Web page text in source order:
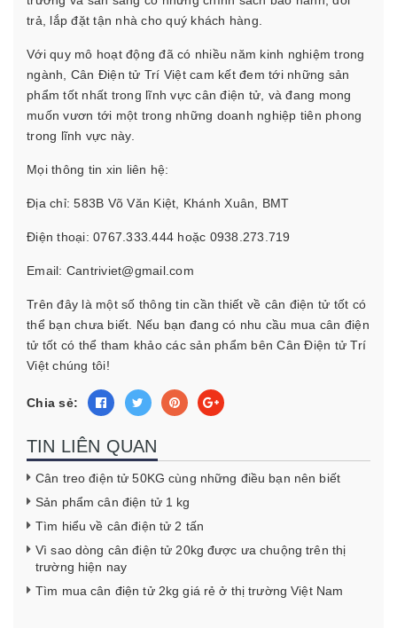
trả, lắp đặt tận nhà cho quý khách hàng.
Với quy mô hoạt động đã có nhiều năm kinh nghiệm trong
ngành, Cân Điện tử Trí Việt cam kết đem tới những sản
phẩm tốt nhất trong lĩnh vực cân điện tử, và đang mong
muốn vươn tới một trong những doanh nghiệp tiên phong
trong lĩnh vực này.
Mọi thông tin xin liên hệ:
Địa chỉ: 583B Võ Văn Kiệt, Khánh Xuân, BMT
Điện thoại: 0767.333.444 hoặc 0938.273.719
Email: Cantriviet@gmail.com
Trên đây là một số thông tin cần thiết về cân điện tử tốt có
thể bạn chưa biết. Nếu bạn đang có nhu cầu mua cân điện
tử tốt có thể tham khảo các sản phẩm bên Cân Điện tử Trí
Việt chúng tôi!
Chia sẻ:
TIN LIÊN QUAN
Cân treo điện tử 50KG cùng những điều bạn nên biết
Sản phẩm cân điện tử 1 kg
Tìm hiểu về cân điện tử 2 tấn
Vì sao dòng cân điện tử 20kg được ưa chuộng trên thị
trường hiện nay
Tìm mua cân điện tử 2kg giá rẻ ở thị trường Việt Nam